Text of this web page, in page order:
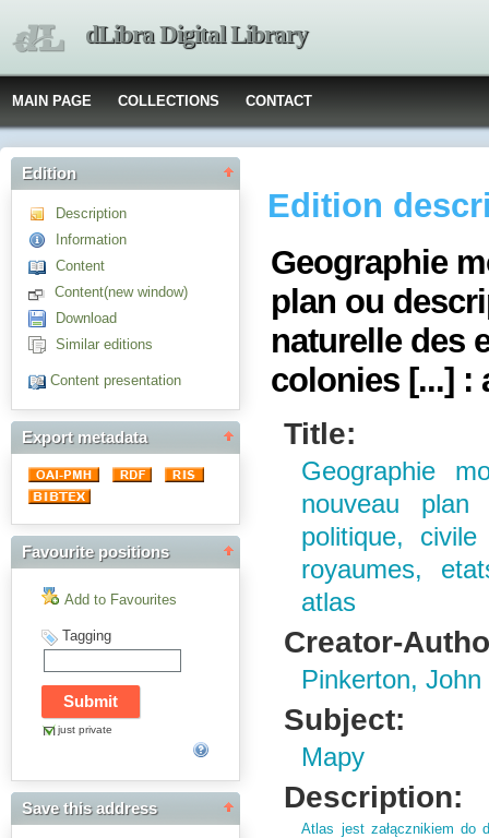
dLibra Digital Library
MAIN PAGE COLLECTIONS CONTACT
Edition
Description
Information
Content
Content(new window)
Download
Similar editions
Content presentation
Export metadata
Favourite positions
Add to Favourites
Tagging
just private
Save this address
Edition
Geographie
plan ou
naturelle des
colonies [...] :
Title:
Geographie
nouveau plan
politique,
royaumes,
atlas
Creator-
Pinkerton,
Subject:
Mapy
Description:
Atlas jest załącznikiem do